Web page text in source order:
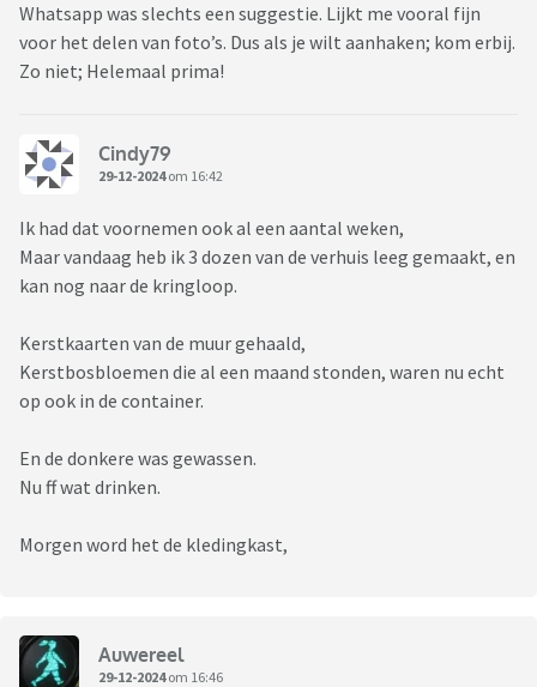
Whatsapp was slechts een suggestie. Lijkt me vooral fijn
voor het delen van foto’s. Dus als je wilt aanhaken; kom erbij.
Zo niet; Helemaal prima!
Cindy79
29-12-2024om 16:42
Ik had dat voornemen ook al een aantal weken,
Maar vandaag heb ik 3 dozen van de verhuis leeg gemaakt, en
kan nog naar de kringloop.
Kerstkaarten van de muur gehaald,
Kerstbosbloemen die al een maand stonden, waren nu echt
op ook in de container.
En de donkere was gewassen.
Nu ff wat drinken.
Morgen word het de kledingkast,
Auwereel
29-12-2024om 16:46